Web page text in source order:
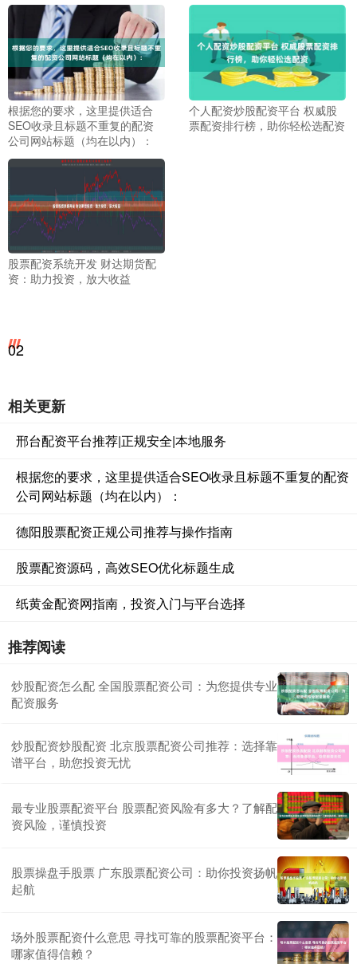
根据您的要求，这里提供适合
SEO收录且标题不重复的配资
公司网站标题（均在以内）：
个人配资炒股配资平台 权威股
票配资排行榜，助你轻松选配资
股票配资系统开发 财达期货配
资：助力投资，放大收益
02
相关更新
邢台配资平台推荐|正规安全|本地服务
根据您的要求，这里提供适合SEO收录且标题不重复的配资
公司网站标题（均在以内）：
德阳股票配资正规公司推荐与操作指南
股票配资源码，高效SEO优化标题生成
纸黄金配资网指南，投资入门与平台选择
推荐阅读
炒股配资怎么配 全国股票配资公司：为您提供专业
配资服务
炒股配资炒股配资 北京股票配资公司推荐：选择靠
谱平台，助您投资无忧
最专业股票配资平台 股票配资风险有多大？了解配
资风险，谨慎投资
股票操盘手股票 广东股票配资公司：助你投资扬帆
起航
场外股票配资什么意思 寻找可靠的股票配资平台：
哪家值得信赖？